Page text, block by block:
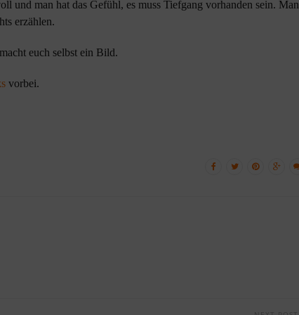
und man hat das Gefühl, es muss Tiefgang vorhanden sein. Man
erzählen.
euch selbst ein Bild.
vorbei.